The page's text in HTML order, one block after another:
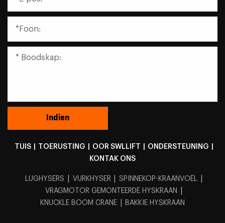
TUIS TOERUSTING OOR SWLLIFT ONDERSTEUNING
KONTAK ONS
LUGHYSERS VURKHYSER SPINNEKOP-KRAANVOËL
VRAGMOTOR GEMONTEERDE HYSKRAAN
KNUCKLE BOOM CRANE BAKKIE HYSKRAAN